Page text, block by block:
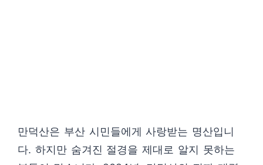
만덕산은 부산 시민들에게 사랑받는 명산입니
다. 하지만 숨겨진 절경을 제대로 알지 못하는